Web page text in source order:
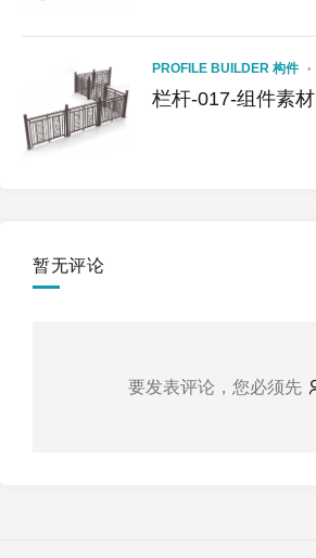
PROFILE BUILDER 构件
栏杆-017-组件素材
暂无评论
要发表评论，您必须先